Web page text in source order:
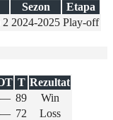
Sezon
Etapa
2 2024-2025 Play-off
T Rezultat
— 89
Win
— 72 Loss